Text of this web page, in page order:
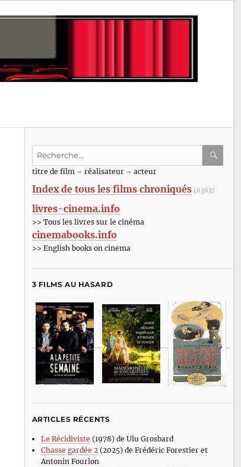
Recherche
:titre de film – réalisateur – acteur
Index de tous les films chroniqués (6382)
livres-cinema.info
>> Tous les livres sur le cinéma
cinemabooks.info
>> English books on cinema
3 FILMS AU HASARD
ARTICLES RÉCENTS
Le Récidiviste (1978) de Ulu Grosbard
Chasse gardée 2(2025) de Frédéric Forestier et
Antonin Fourlon